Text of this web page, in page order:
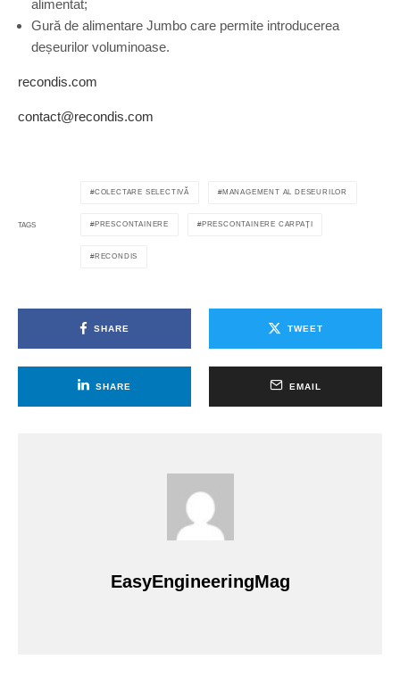
alimentat;
Gură de alimentare Jumbo care permite introducerea
deșeurilor voluminoase.
recondis.com
contact@recondis.com
TAGS
COLECTARE SELECTIVĂ MANAGEMENT AL DESEURILOR
PRESCONTAINERE PRESCONTAINERE CARPAȚI
RECONDIS
SHARE TWEET
SHARE EMAIL
EasyEngineeringMag